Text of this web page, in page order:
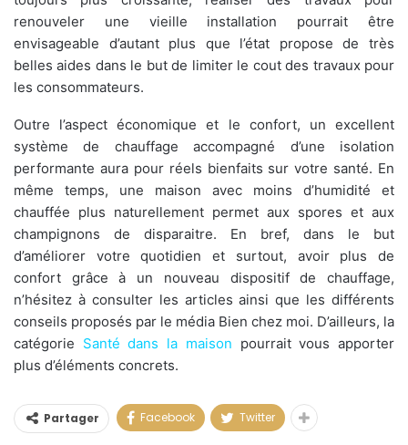
renouveler une vieille installation pourrait être
envisageable d’autant plus que l’état propose de très
belles aides dans le but de limiter le cout des travaux pour
les consommateurs.
Outre l’aspect économique et le confort, un excellent
système de chauffage accompagné d’une isolation
performante aura pour réels bienfaits sur votre santé. En
même temps, une maison avec moins d’humidité et
chauffée plus naturellement permet aux spores et aux
champignons de disparaitre. En bref, dans le but
d’améliorer votre quotidien et surtout, avoir plus de
confort grâce à un nouveau dispositif de chauffage,
n’hésitez à consulter les articles ainsi que les différents
conseils proposés par le média Bien chez moi. D’ailleurs, la
catégorie Santé dans la maison pourrait vous apporter
plus d’éléments concrets.
Partager Facebook Twitter